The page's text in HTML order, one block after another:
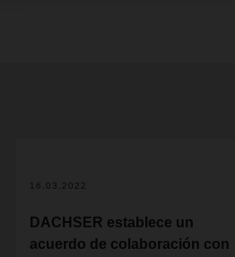
16.03.2022
DACHSER establece un
acuerdo de colaboración con